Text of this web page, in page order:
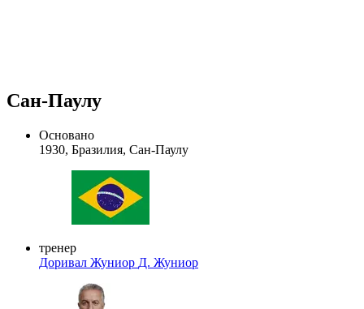
Сан-Паулу
Основано
1930, Бразилия, Сан-Паулу
тренер
Доривал Жуниор Д. Жуниор